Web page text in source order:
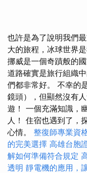
也許是為了說明我們
大的旅程，冰球世界
挪威是一個奇蹟般的
道路確實是旅行組織
們都非常好。 不幸的
鏡頭），但顯然沒有
遊！ 一個充滿知識，
人！ 住宿也遇到了，
心情。 整復師專業資
的完美選擇 高雄台胞
解如何準備符合規定
透明 靜電機的應用，